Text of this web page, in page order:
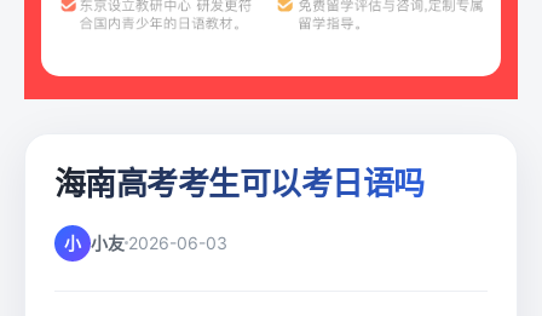
海南高考考生可以考日语吗
小 小友 2026-06-03